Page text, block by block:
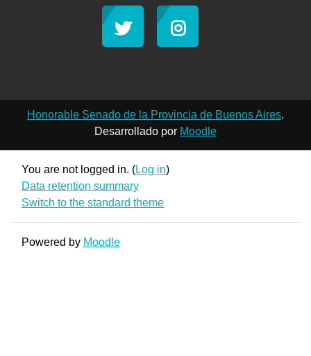
Honorable Senado de la Provincia de Buenos Aires.
Desarrollado por Moodle
You are not logged in. (Log in)
Data retention summary
Switch to the standard theme
Powered by Moodle